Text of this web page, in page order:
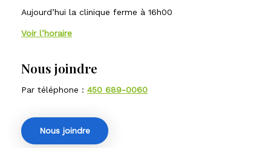
Aujourd’hui la clinique ferme à 16h00
Voir l’horaire
Nous joindre
Par téléphone : 450 689-0060
Nous joindre